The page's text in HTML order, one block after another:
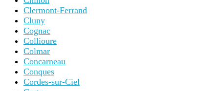
Clermont-Ferrand
Cluny
Cognac
Collioure
Colmar
Concarneau
Conques
Cordes-sur-Ciel